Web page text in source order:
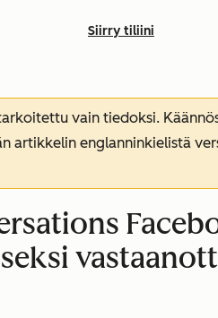
Siirry tiliini
vain tiedoksi.
artikkelin englanninkielistä